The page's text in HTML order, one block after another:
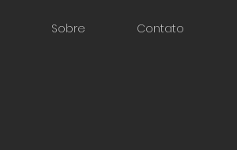
Sobre Contato